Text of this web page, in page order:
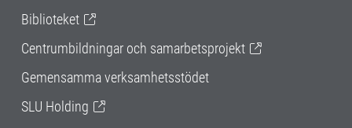
Biblioteket
Centrumbildningar och samarbetsprojekt
Gemensamma verksamhetsstödet
SLU Holding